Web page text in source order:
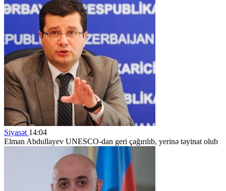
Siyasət 14:04
Elman Abdullayev UNESCO-dan geri çağırılıb, yerinə təyinat olub